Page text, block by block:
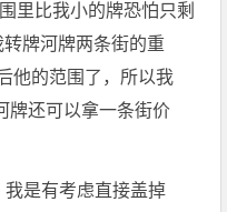
里比我小的牌恐怕只剩
牌河牌两条街的重
他的范围了，所以我
牌还可以拿一条街价
是有考虑直接盖掉